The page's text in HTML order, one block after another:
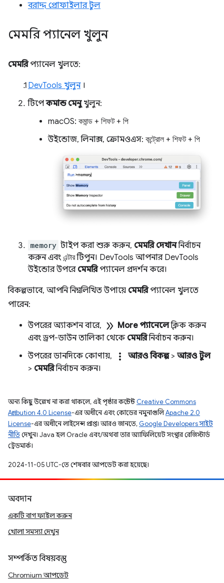
বরাদ্দ প্রোফাইলার টুল
মেমরি প্যানেল খুলুন
মেমরিপ্যানেল খুলতে:
DevTools খুলুন।
টিপেকমান্ড মেনুখুলুন:
macOS: কমান্ড + শিফট+ পি
উইন্ডোজ, লিনাক্স, ক্রোমওএস: কন্ট্রোল + শিফট+ পি
memory টাইপ করা শুরু করুন, মেমরি দেখাননির্বাচন
করুন এবং এন্টারটিপুন। DevTools আপনার DevTools
উইন্ডোর উপরে মেমরিপ্যানেল প্রদর্শন করে।
বিকল্পভাবে, আপনি নিম্নলিখিত উপায়ে মেমরিপ্যানেল খুলতে
পারেন:
উপরের অ্যাকশন বারে, double_arrow More প্যানেলেক্লিক করুন
এবং ড্রপ-ডাউন তালিকা থেকে মেমরিনির্বাচন করুন।
উপরের ডানদিকে কোণায়,
more_vert আরও বিকল্প> আরও টুল
> মেমরিনির্বাচন করুন।
অন্য কিছু উল্লেখ না করা থাকলে, এই পৃষ্ঠার কন্টেন্ট Creative Commons
Attribution 4.0 License-এর অধীনে এবং কোডের নমুনাগুলিApache 2.0
License-এর অধীনে লাইসেন্স প্রাপ্ত। আরও জানতে, Google Developers সাইট
নীতিদেখুন। Java হল Oracle এবং/অথবা তার অ্যাফিলিয়েট সংস্থার রেজিস্টার্ড
ট্রেডমার্ক।
2024-11-05 UTC-তে শেষবার আপডেট করা হয়েছে।
অবদান
একটি বাগ ফাইল করুন
খোলা সমস্যা দেখুন
সম্পর্কিত বিষয়বস্তু
Chromium আপডেট